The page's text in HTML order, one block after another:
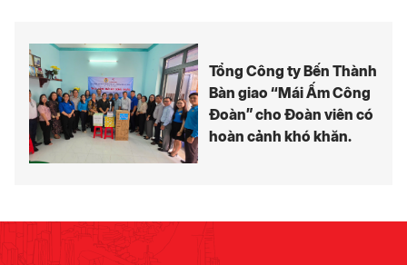
Tổng Công ty Bến Thành
Bàn giao “Mái Ấm Công
Đoàn” cho Đoàn viên có
hoàn cảnh khó khăn.